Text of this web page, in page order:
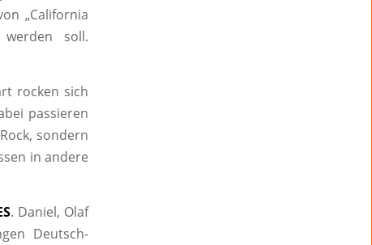
„California
soll.
rocken sich
passieren
sondern
in andere
. Daniel, Olaf
Deutsch-